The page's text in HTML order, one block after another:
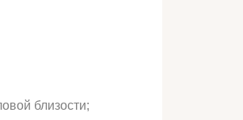
близости;